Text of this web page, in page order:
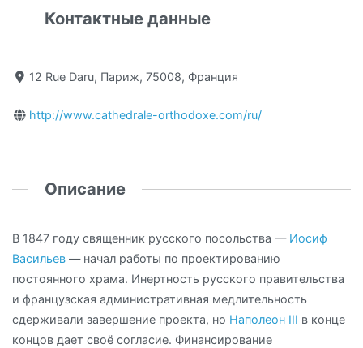
Контактные данные
12 Rue Daru, Париж, 75008, Франция
http://www.cathedrale-orthodoxe.com/ru/
Описание
В 1847 году священник русского посольства — Иосиф
Васильев — начал работы по проектированию
постоянного храма. Инертность русского правительства
и французская административная медлительность
сдерживали завершение проекта, но Наполеон III в конце
концов дает своё согласие. Финансирование